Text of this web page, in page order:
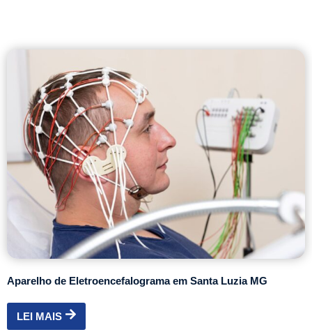
Aparelho de Eletroencefalograma em Santa Luzia MG
LEI MAIS